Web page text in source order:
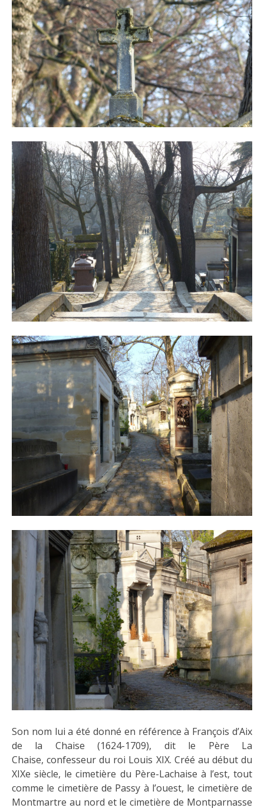
Son nom lui a été donné en référence à François d’Aix
de la Chaise (1624-1709), dit le Père La
Chaise, confesseur du roi Louis XIX. Créé au début du
XIXe siècle, le cimetière du Père-Lachaise à l’est, tout
comme le cimetière de Passy à l’ouest, le cimetière de
Montmartre au nord et le cimetière de Montparnasse